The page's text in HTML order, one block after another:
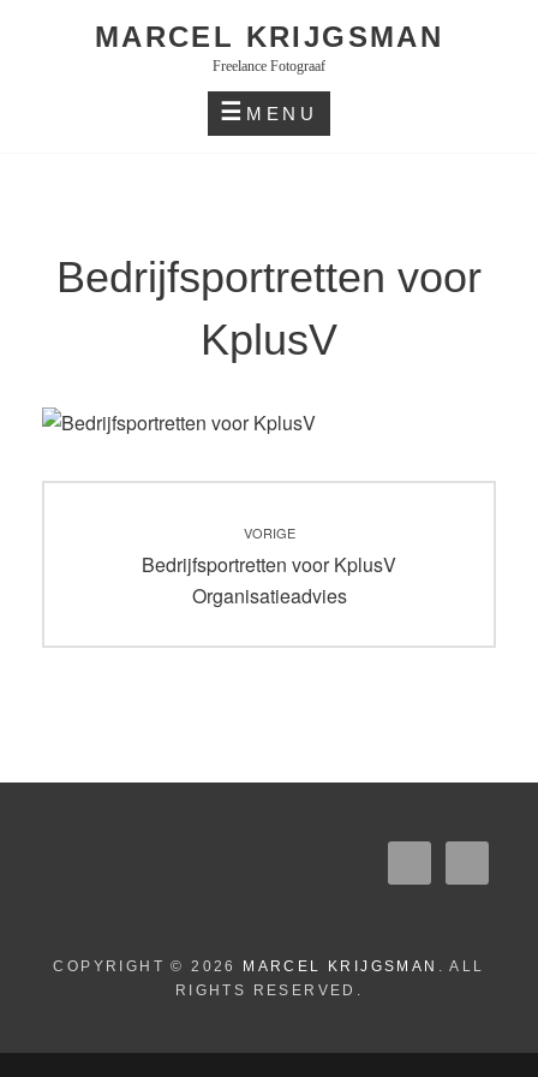
MARCEL KRIJGSMAN
Freelance Fotograaf
MENU
Bedrijfsportretten voor
KplusV
navigatie
VORIGE
Vorig
bericht:
Bedrijfsportretten voor KplusV
Organisatieadvies
COPYRIGHT © 2026 MARCEL KRIJGSMAN . ALL
RIGHTS RESERVED.